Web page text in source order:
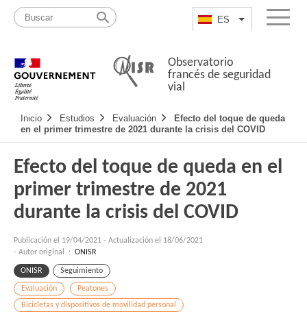
Pasar
contenido
Mapa
web
ES List additional
Menu
Observatorio
francés de seguridad
vial
Navigation
principale
Inicio Estudios Evaluación
Efecto del toque de queda
en el primer trimestre de 2021 durante la crisis del COVID
Efecto del toque de queda en el
primer trimestre de 2021
durante la crisis del COVID
Publicación el 19/04/2021 - Actualización el 18/06/2021
- Autor original : ONISR
ONISR Seguimiento
Evaluación
Peatones
Bicicletas y dispositivos de movilidad personal